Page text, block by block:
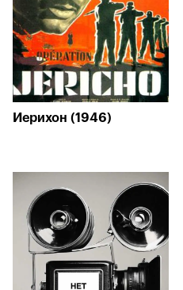
Иерихон (1946)